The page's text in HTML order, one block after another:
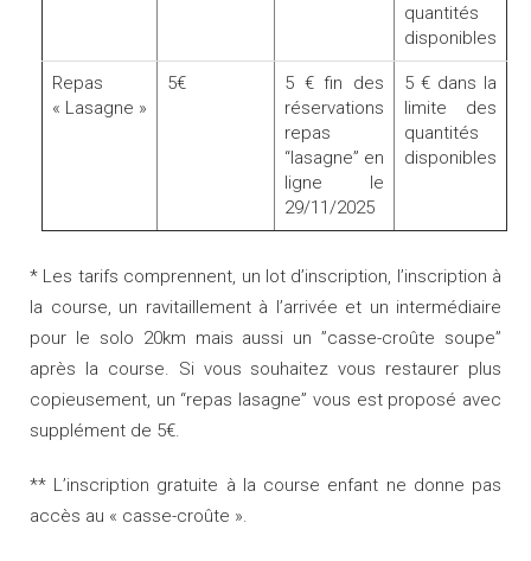
quantités
disponibles
Repas
« Lasagne »
5€
5 € fin des
réservations
repas
“lasagne” en
ligne le
29/11/2025
5 € dans la
limite des
quantités
disponibles
* Les tarifs comprennent, un lot d’inscription, l’inscription à
la course, un ravitaillement à l’arrivée et un intermédiaire
pour le solo 20km mais aussi un ”casse-croûte soupe”
après la course. Si vous souhaitez vous restaurer plus
copieusement, un “repas lasagne” vous est proposé avec
supplément de 5€.
** L’inscription gratuite à la course enfant ne donne pas
accès au « casse-croûte ».